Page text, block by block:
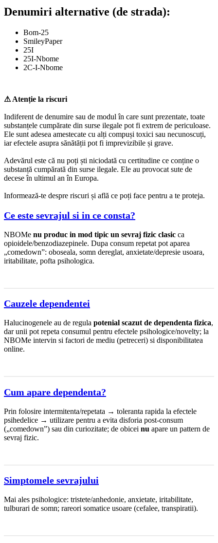
Denumiri alternative (de strada):
Bom-25
SmileyPaper
25I
25I-Nbome
2C-I-Nbome
⚠ Atenție la riscuri
Indiferent de denumire sau de modul în care sunt prezentate, toate
substanțele cumpărate din surse ilegale pot fi extrem de periculoase.
Ele sunt adesea amestecate cu alți compuși toxici sau necunoscuți,
iar efectele asupra sănătății pot fi imprevizibile și grave.
Adevărul este că nu poți ști niciodată cu certitudine ce conține o
substanță cumpărată din surse ilegale. Ele au provocat sute de
decese în ultimul an în Europa.
Informează-te despre riscuri și află ce poți face pentru a te proteja.
Ce este sevrajul si in ce consta?
NBOMe nu produc in mod tipic un sevraj fizic clasic ca
opioidele/benzodiazepinele. Dupa consum repetat pot aparea
„comedown”: oboseala, somn dereglat, anxietate/depresie usoara,
iritabilitate, pofta psihologica.
Cauzele dependentei
Halucinogenele au de regula potenial scazut de dependenta fizica,
dar unii pot repeta consumul pentru efectele psihologice/novelty; la
NBOMe intervin si factori de mediu (petreceri) si disponibilitatea
online.
Cum apare dependenta?
Prin folosire intermitenta/repetata → toleranta rapida la efectele
psihedelice → utilizare pentru a evita disforia post-consum
(„comedown”) sau din curiozitate; de obicei nu apare un pattern de
sevraj fizic.
Simptomele sevrajului
Mai ales psihologice: tristete/anhedonie, anxietate, iritabilitate,
tulburari de somn; rareori somatice usoare (cefalee, transpiratii).